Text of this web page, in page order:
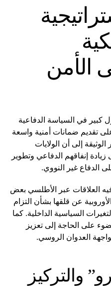
الأمن
كبير في السياسة الدفاعية
تقديم ضمانات أمنية واسعة
إلى أن الولايات
إنفاقهم الدفاعي وتطوير
الدفاع غير النووي.
العلاقات عبر الأطلسي بعض
عن قلقها بشأن التزام
السياسية الداخلية. كما
على الحاجة إلى تعزيز
العدوان الروسي.
والتركيز